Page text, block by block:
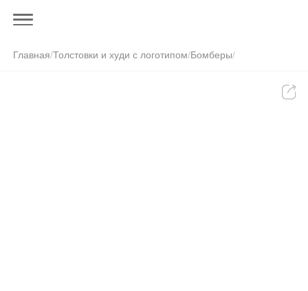
Главная/Толстовки и худи с логотипом/Бомберы/